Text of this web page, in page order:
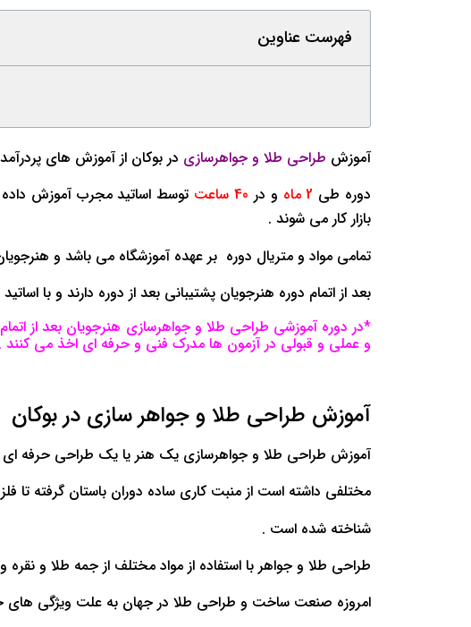
فهرست عناوین
آموزش طراحی طلا و جواهرسازی در بوکان از آموزش های
دوره طی
و در 40 ساعت
توسط اساتید مجرب آموزش داده
بازار کار می شوند .
تمامی مواد و متریال دوره بر عهده آموزشگاه می باشد و
بعد از اتمام دوره هنرجویان پشتیبانی بعد از دوره دارند و با
*در دوره آموزشی طراحی طلا و جواهرسازی هنرجویان بعد از
و عملی و قبولی در آزمون ها مدرک فنی و حرفه ای اخذ می کنند .
آموزش طراحی طلا و جواهر سازی در بوکان
آموزش طراحی طلا و جواهرسازی یک هنر یا یک طراحی حرفه
مختلفی داشته است از منبت کاری ساده دوران باستان گرفته
شناخته شده است .
طراحی طلا و جواهر با استفاده از مواد مختلف از جمه طلا و
امروزه صنعت ساخت و طراحی طلا در جهان به علت ویژگی